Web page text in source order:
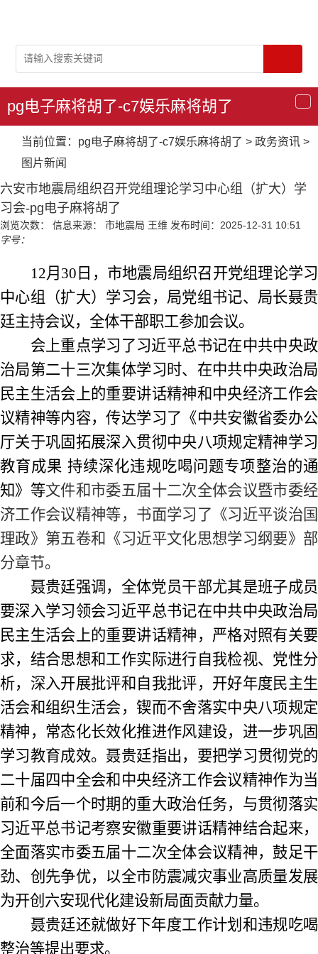
导
航
pg电子麻将胡了-c7娱乐麻将胡了
当前位置： pg电子麻将胡了-c7娱乐麻将胡了 > 政务资讯 >
图片新闻
六安市地震局组织召开党组理论学习中心组（扩大）学
习会-pg电子麻将胡了
浏览次数： 信息来源： 市地震局 王维 发布时间：2025-12-31 10:51
字号：
12月30日， 市地震局组织召开党组理论学习
中心组（扩大）学习会，局党组书记、局长聂贵
廷主持会议，全体干部职工参加会议。
会上重点学习了习近平总书记在中共中央政
治局第二十三次集体学习时、在中共中央政治局
民主生活会上的重要讲话精神和 中央经济工作会
议精神等内容，传达学习了《中共安徽省委办公
厅关于巩固拓展深入贯彻中央八项规定精神学习
教育成果 持续深化违规吃喝问题专项整治的通
知》等文件和市委五届十二次全体会议暨市委经
济工作会议精神等，书面学习了《习近平谈治国
理政》第五卷和《习近平文化思想学习纲要》部
分章节。
聂贵廷强调，全体党员干部尤其是班子成员
要深入学习领会习近平总书记在中共中央政治局
民主生活会上的重要讲话精神，严格对照有关要
求，结合思想和工作实际进行自我检视、党性分
析，深入开展批评和自我批评，开好年度民主生
活会和组织生活会，锲而不舍落实中央八项规定
精神，常态化长效化推进作风建设，进一步巩固
学习教育成效。聂贵廷指出，要把学习贯彻党的
二十届四中全会和中央经济工作会议精神作为当
前和今后一个时期的重大政治任务，与贯彻落实
习近平总书记考察安徽重要讲话精神结合起来，
全面落实市委五届十二次全体会议精神，鼓足干
劲、创先争优，以全市防震减灾事业高质量发展
为开创六安现代化建设新局面贡献力量。
聂贵廷还就做好下年度工作计划和违规吃喝
整治等提出要求。